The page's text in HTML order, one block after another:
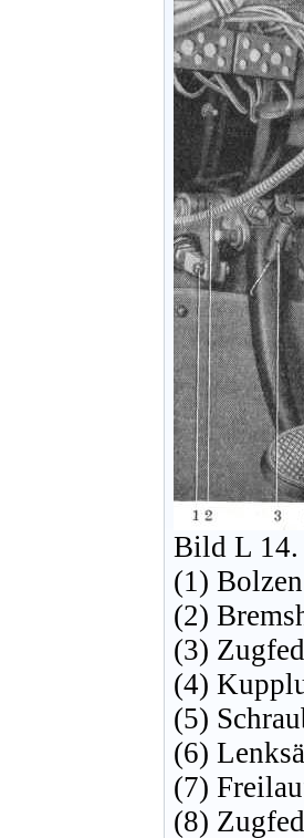
Bild L 14.
(1)
(2)
(3)
(4)
(5)
(6)
(7)
(8)